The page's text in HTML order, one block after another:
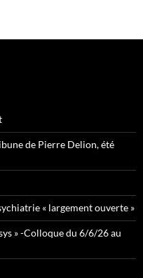
de Pierre Delion, été
« largement ouverte »
» -Colloque du 6/6/26 au